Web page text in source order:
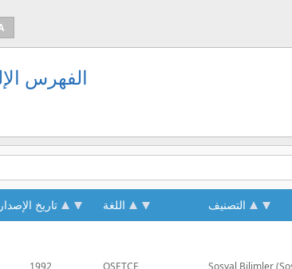
الفهرس
تاريخ الإصدار اللغة التصنيف
1992 OSETÇE Sosyal Bilimler